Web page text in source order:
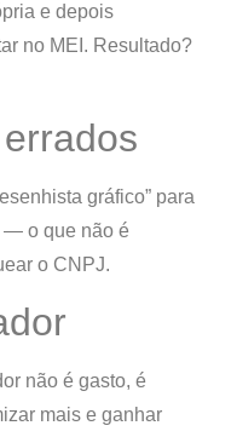
e depois
no MEI . Resultado?
gráfico” para
— o que não é
o CNPJ.
não é gasto, é
mais e ganhar